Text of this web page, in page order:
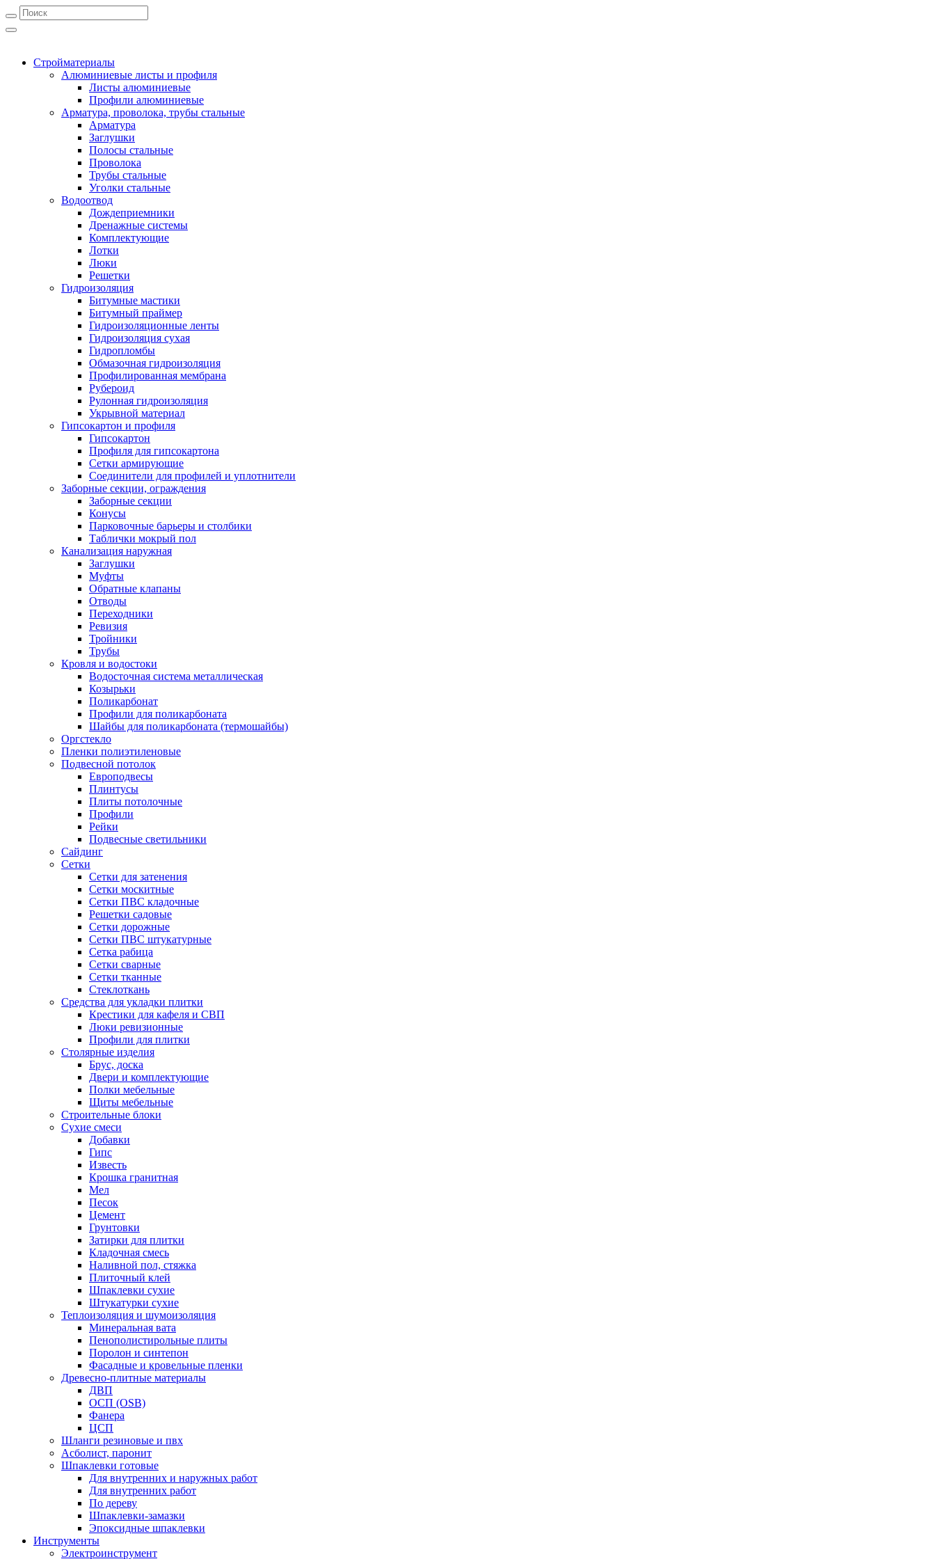
Стройматериалы
Алюминиевые листы и профиля
Листы алюминиевые
Профили алюминиевые
Арматура, проволока, трубы стальные
Арматура
Заглушки
Полосы стальные
Проволока
Трубы стальные
Уголки стальные
Водоотвод
Дождеприемники
Дренажные системы
Комплектующие
Лотки
Люки
Решетки
Гидроизоляция
Битумные мастики
Битумный праймер
Гидроизоляционные ленты
Гидроизоляция сухая
Гидропломбы
Обмазочная гидроизоляция
Профилированная мембрана
Рубероид
Рулонная гидроизоляция
Укрывной материал
Гипсокартон и профиля
Гипсокартон
Профиля для гипсокартона
Сетки армирующие
Соединители для профилей и уплотнители
Заборные секции, ограждения
Заборные секции
Конусы
Парковочные барьеры и столбики
Таблички мокрый пол
Канализация наружная
Заглушки
Муфты
Обратные клапаны
Отводы
Переходники
Ревизия
Тройники
Трубы
Кровля и водостоки
Водосточная система металлическая
Козырьки
Поликарбонат
Профили для поликарбоната
Шайбы для поликарбоната (термошайбы)
Оргстекло
Пленки полиэтиленовые
Подвесной потолок
Европодвесы
Плинтусы
Плиты потолочные
Профили
Рейки
Подвесные светильники
Сайдинг
Сетки
Сетки для затенения
Сетки москитные
Сетки ПВС кладочные
Решетки садовые
Сетки дорожные
Сетки ПВС штукатурные
Сетка рабица
Сетки сварные
Сетки тканные
Стеклоткань
Средства для укладки плитки
Крестики для кафеля и СВП
Люки ревизионные
Профили для плитки
Столярные изделия
Брус, доска
Двери и комплектующие
Полки мебельные
Щиты мебельные
Строительные блоки
Сухие смеси
Добавки
Гипс
Известь
Крошка гранитная
Мел
Песок
Цемент
Грунтовки
Затирки для плитки
Кладочная смесь
Наливной пол, стяжка
Плиточный клей
Шпаклевки сухие
Штукатурки сухие
Теплоизоляция и шумоизоляция
Минеральная вата
Пенополистирольные плиты
Поролон и синтепон
Фасадные и кровельные пленки
Древесно-плитные материалы
ДВП
ОСП (OSB)
Фанера
ЦСП
Шланги резиновые и пвх
Асболист, паронит
Шпаклевки готовые
Для внутренних и наружных работ
Для внутренних работ
По дереву
Шпаклевки-замазки
Эпоксидные шпаклевки
Инструменты
Электроинструмент